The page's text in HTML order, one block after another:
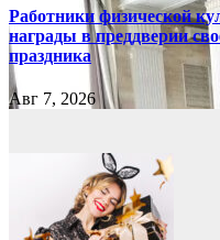
Работники физической
награды в преддверии
праздника
Авг 7, 2026